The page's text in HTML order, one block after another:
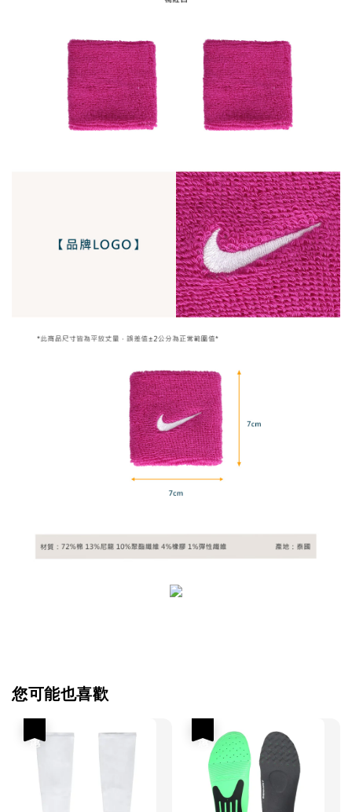
您可能也喜歡